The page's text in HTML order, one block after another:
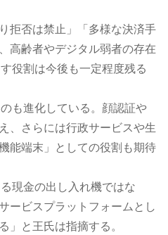
拒否は禁止」「多様な決済手
高齢者やデジタル弱者の存在
役割は今後も一定程度残る
も進化している。顔認証や
、さらには行政サービスや生
能端末」としての役割も期待
現金の出し入れ機ではな
ービスプラットフォームとし
」と王氏は指摘する。